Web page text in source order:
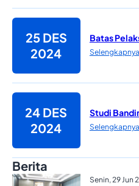
25 DES
2024
Batas
Selengkapnya
24 DES
2024
Studi
Selengkapnya
Berita
Senin, 29 Jun